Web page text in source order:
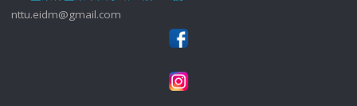
nttu.eidm@gmail.com